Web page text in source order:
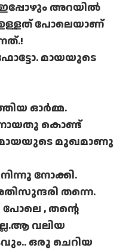
അറയില്‍
ഉള്ളത് പോലെയാണ്
മായയുടെ
ഓര്‍മ്മ.
കൊണ്ട്
മായയുടെ മുഖമാണു
നോക്കി.
തന്നെ.
, തന്റെ
വലിയ
ഒരു ചെറിയ